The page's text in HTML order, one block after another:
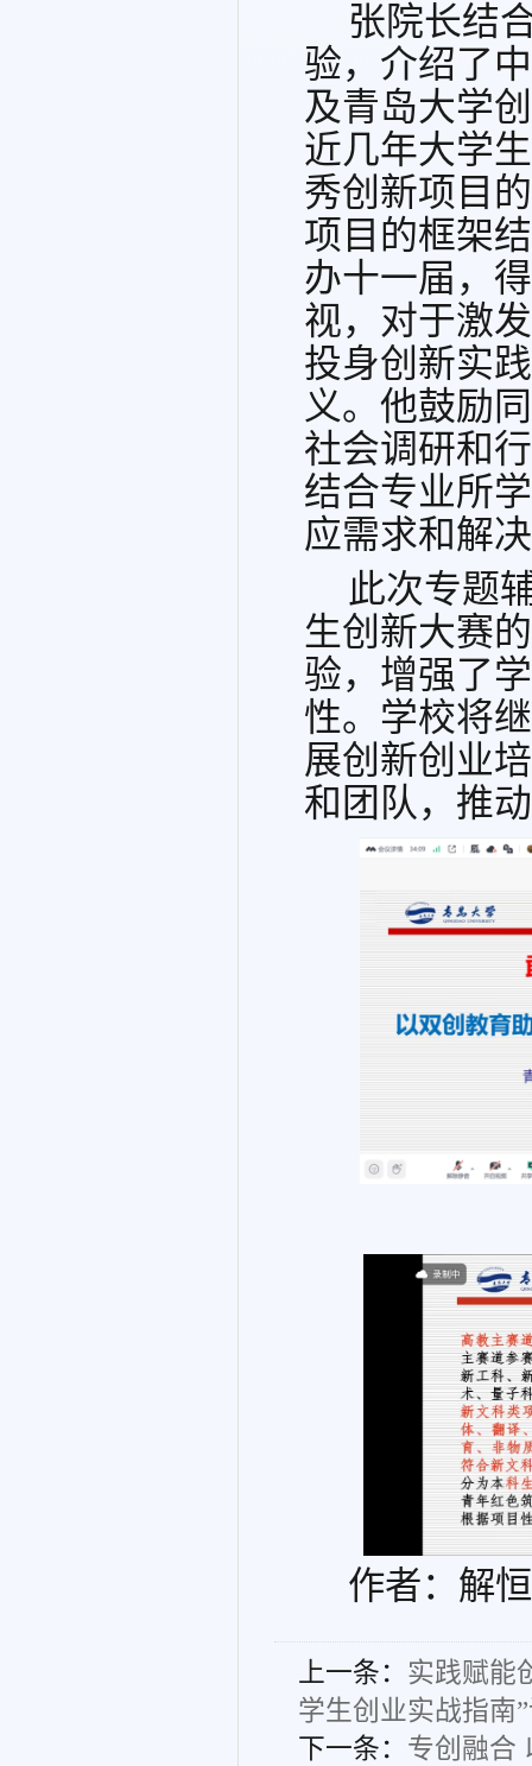
张院长结
验，介绍了
及青岛大学
近几年大学
秀创新项目
项目的框架
办十一届，
视，对于激
投身创新实
义。他鼓励
社会调研和
结合专业所
应需求和解
此次专题
生创新大赛
验，增强了
性。 学校将
展创新创业
和团队 ， 推
作者：解
上一条： 实践赋能
学生创业实战指南
下一条： 专创融合